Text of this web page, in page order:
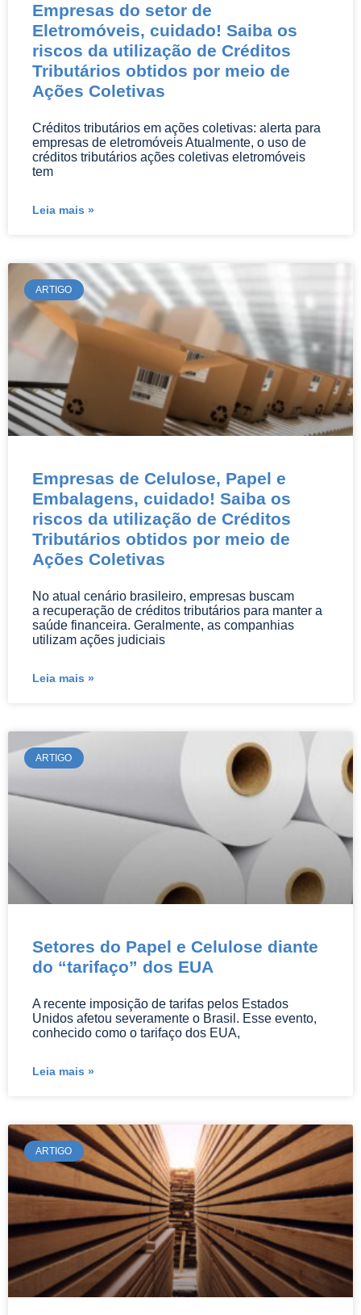
Empresas do setor de
Eletromóveis, cuidado! Saiba os
riscos da utilização de Créditos
Tributários obtidos por meio de
Ações Coletivas
Créditos tributários em ações coletivas: alerta para
empresas de eletromóveis Atualmente, o uso de
créditos tributários ações coletivas eletromóveis
tem
Leia mais »
ARTIGO
Empresas de Celulose, Papel e
Embalagens, cuidado! Saiba os
riscos da utilização de Créditos
Tributários obtidos por meio de
Ações Coletivas
No atual cenário brasileiro, empresas buscam
a recuperação de créditos tributários para manter a
saúde financeira. Geralmente, as companhias
utilizam ações judiciais
Leia mais »
ARTIGO
Setores do Papel e Celulose diante
do “tarifaço” dos EUA
A recente imposição de tarifas pelos Estados
Unidos afetou severamente o Brasil. Esse evento,
conhecido como o tarifaço dos EUA,
Leia mais »
ARTIGO